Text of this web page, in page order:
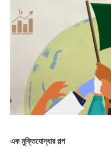
এক মুক্তিযোদ্ধার গল্প